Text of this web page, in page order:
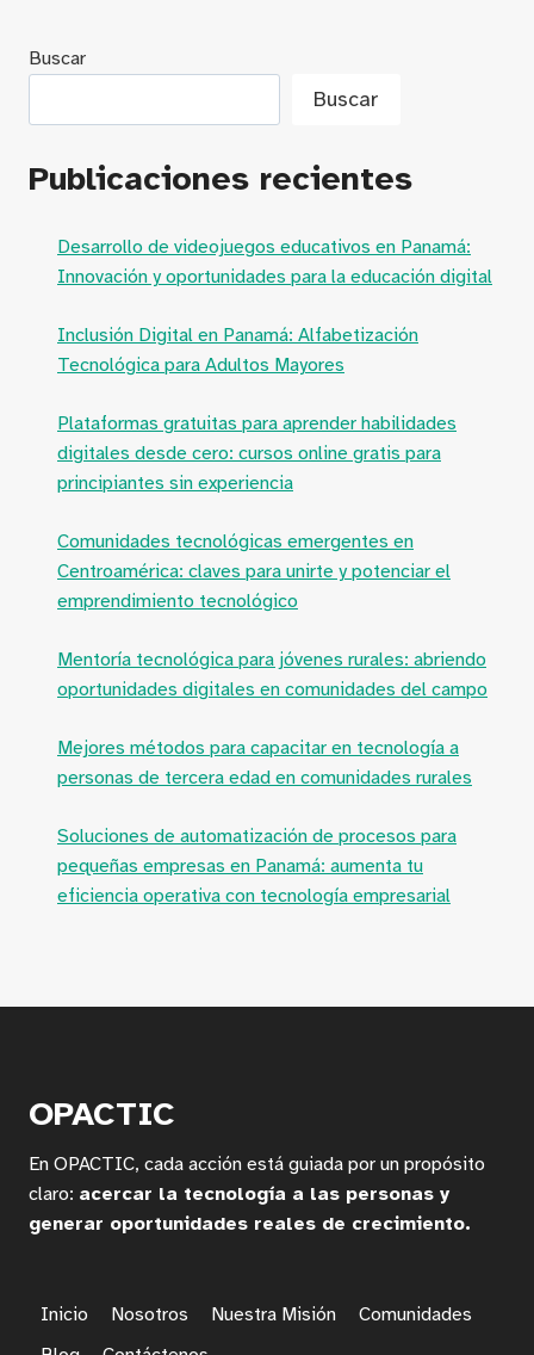
Buscar
Buscar
Publicaciones recientes
Desarrollo de videojuegos educativos en Panamá:
Innovación y oportunidades para la educación digital
Inclusión Digital en Panamá: Alfabetización
Tecnológica para Adultos Mayores
Plataformas gratuitas para aprender habilidades
digitales desde cero: cursos online gratis para
principiantes sin experiencia
Comunidades tecnológicas emergentes en
Centroamérica: claves para unirte y potenciar el
emprendimiento tecnológico
Mentoría tecnológica para jóvenes rurales: abriendo
oportunidades digitales en comunidades del campo
Mejores métodos para capacitar en tecnología a
personas de tercera edad en comunidades rurales
Soluciones de automatización de procesos para
pequeñas empresas en Panamá: aumenta tu
eficiencia operativa con tecnología empresarial
OPACTIC
En OPACTIC, cada acción está guiada por un propósito
claro: acercar la tecnología a las personas y
generar oportunidades reales de crecimiento.
Inicio Nosotros Nuestra Misión
Comunidades